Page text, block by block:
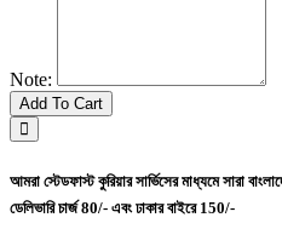
Note:
Add To Cart
আমরা স্টেডফাস্ট কুরিয়ার সার্ভিসের মাধ্যমে সারা
ডেলিভারি চার্জ 80/- এবং ঢাকার বাইরে 150/-